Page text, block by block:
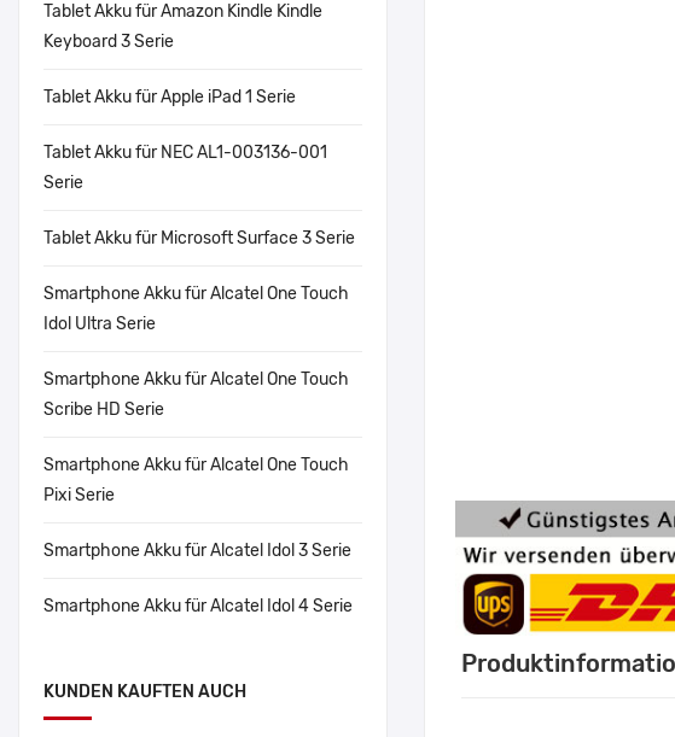
Tablet Akku für Amazon Kindle Kindle
Keyboard 3 Serie
Tablet Akku für Apple iPad 1 Serie
Tablet Akku für NEC AL1-003136-001
Serie
Tablet Akku für Microsoft Surface 3 Serie
Smartphone Akku für Alcatel One Touch
Idol Ultra Serie
Smartphone Akku für Alcatel One Touch
Scribe HD Serie
Smartphone Akku für Alcatel One Touch
Pixi Serie
Smartphone Akku für Alcatel Idol 3 Serie
Smartphone Akku für Alcatel Idol 4 Serie
KUNDEN KAUFTEN AUCH